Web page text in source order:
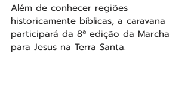
Além de conhecer regiões
historicamente bíblicas, a caravana
participará da 8ª edição da Marcha
para Jesus na Terra Santa.